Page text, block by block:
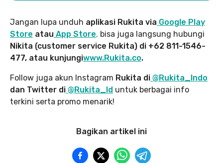
Jangan lupa unduh aplikasi Rukita via Google Play
Store atau App Store, bisa juga langsung hubungi
Nikita (customer service Rukita) di +62 811-1546-
477, atau kunjungiwww.Rukita.co.
Follow juga akun Instagram Rukita di @Rukita_Indo
dan Twitter di @Rukita_Id untuk berbagai info
terkini serta promo menarik!
Bagikan artikel ini